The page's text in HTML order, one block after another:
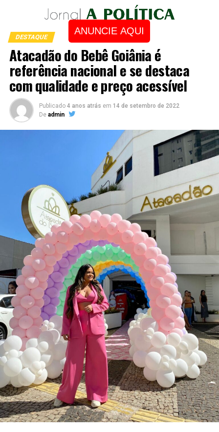
ANUNCIE AQUI
DESTAQUE
Atacadão do Bebê Goiânia é
referência nacional e se destaca
com qualidade e preço acessível
Publicado 4 anos atrás em 14 de setembro de 2022
De admin